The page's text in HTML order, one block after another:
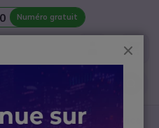
Numéro gratuit
? Contactez notre